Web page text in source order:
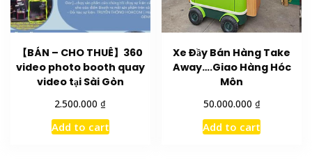
【BÁN – CHO THUÊ】360
video photo booth quay
video tại Sài Gòn
2.500.000 ₫
Add to cart
Xe Đầy Bán Hàng Take
Away….Giao Hàng Hóc
Môn
50.000.000 ₫
Add to cart